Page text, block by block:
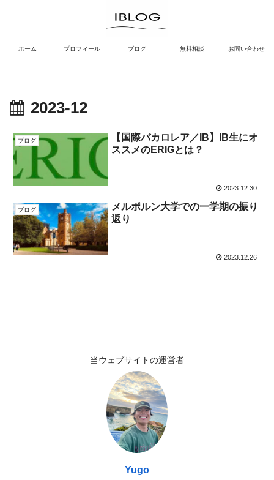
ホーム プロフィール ブログ 無料相談 お問い合わせ
2023-12
ブログ
【国際バカロレア／IB】IB生にオ
ススメのERIGとは？
2023.12.30
ブログ
メルボルン大学での一学期の振り
返り
2023.12.26
当ウェブサイトの運営者
Yugo